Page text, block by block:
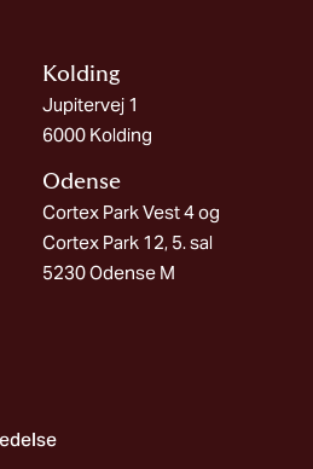
Kolding​
Jupitervej 1
6000 Kolding
Odense
Cortex Park Vest 4 og
Cortex Park 12, 5. sal
5230 Odense M